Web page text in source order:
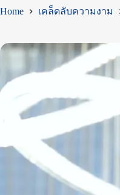
Home เคล็ดลับความงาม